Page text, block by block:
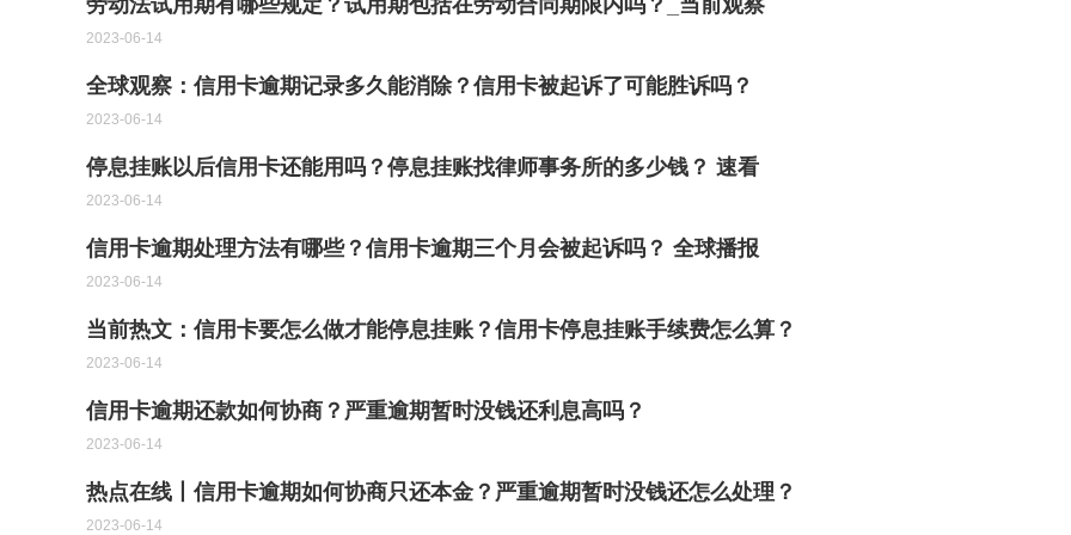
劳动法试用期有哪些规定？试用期包括在劳动合同期限内吗？_当前观察
2023-06-14
全球观察：信用卡逾期记录多久能消除？信用卡被起诉了可能胜诉吗？
2023-06-14
停息挂账以后信用卡还能用吗？停息挂账找律师事务所的多少钱？ 速看
2023-06-14
信用卡逾期处理方法有哪些？信用卡逾期三个月会被起诉吗？ 全球播报
2023-06-14
当前热文：信用卡要怎么做才能停息挂账？信用卡停息挂账手续费怎么算？
2023-06-14
信用卡逾期还款如何协商？严重逾期暂时没钱还利息高吗？
2023-06-14
热点在线丨信用卡逾期如何协商只还本金？严重逾期暂时没钱还怎么处理？
2023-06-14